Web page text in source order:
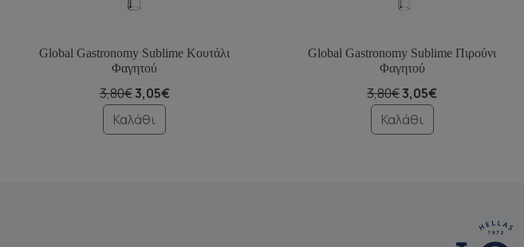
Global Gastronomy Sublime Κουτάλι
Φαγητού
3,80€3,05€
Καλάθι
Global Gastronomy Sublime Πιρούνι
Φαγητού
3,80€3,05€
Καλάθι